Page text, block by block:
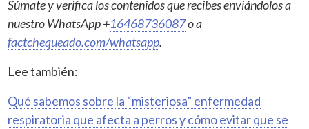
Súmate y verifica los contenidos que recibes enviándolos a
nuestro WhatsApp +16468736087o a
factchequeado.com/whatsapp.
Lee también:
Qué sabemos sobre la “misteriosa” enfermedad
respiratoria que afecta a perros y cómo evitar que se